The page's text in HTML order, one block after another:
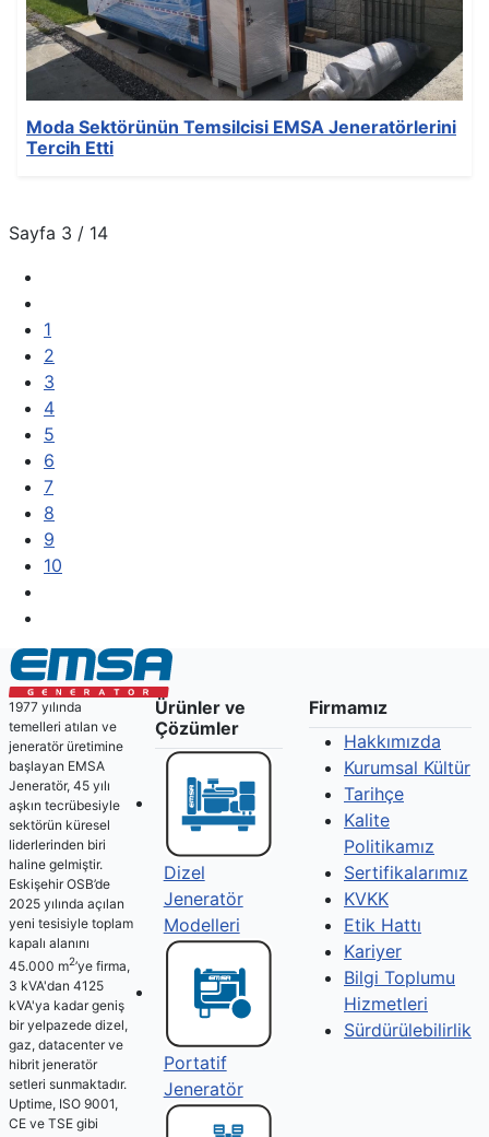
Görüntüleme: 143
Moda Sektörünün Temsilcisi EMSA Jeneratörlerini
Tercih Etti
Kategori:
Son Güncelleme: 26 Ekim 2021
Görüntüleme: 146
Sayfa 3 / 14
1
2
3
4
5
6
7
8
9
10
1977 yılında
temelleri atılan ve
jeneratör üretimine
başlayan EMSA
Jeneratör, 45 yılı
aşkın tecrübesiyle
sektörün küresel
liderlerinden biri
haline gelmiştir.
Eskişehir OSB’de
2025 yılında açılan
yeni tesisiyle toplam
kapalı alanını
45.000 m2’ye firma,
3 kVA'dan 4125
kVA'ya kadar geniş
bir yelpazede dizel,
gaz, datacenter ve
hibrit jeneratör
setleri sunmaktadır.
Uptime, ISO 9001,
CE ve TSE gibi
Ürünler ve
Çözümler
Dizel
Jeneratör
Modelleri
Portatif
Jeneratör
Firmamız
Hakkımızda
Kurumsal Kültür
Tarihçe
Kalite
Politikamız
Sertifikalarımız
KVKK
Etik Hattı
Kariyer
Bilgi Toplumu
Hizmetleri
Sürdürülebilirlik